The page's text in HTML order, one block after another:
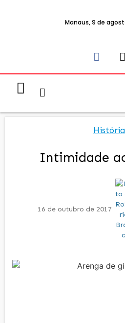
Manaus, 9 de
História
Intimidade
16 de outubro de 2017